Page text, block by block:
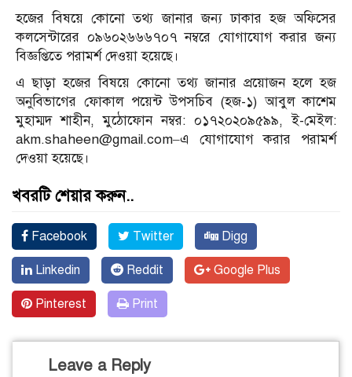
হজের বিষয়ে কোনো তথ্য জানার জন্য ঢাকার হজ অফিসের
কলসেন্টারের ০৯৬০২৬৬৬৭০৭ নম্বরে যোগাযোগ করার জন্য
বিজ্ঞপ্তিতে পরামর্শ দেওয়া হয়েছে।
এ ছাড়া হজের বিষয়ে কোনো তথ্য জানার প্রয়োজন হলে হজ
অনুবিভাগের ফোকাল পয়েন্ট উপসচিব (হজ-১) আবুল কাশেম
মুহাম্মদ শাহীন, মুঠোফোন নম্বর: ০১৭২০২০৯৫৯৯, ই-মেইল:
akm.shaheen@gmail.com–এ যোগাযোগ করার পরামর্শ
দেওয়া হয়েছে।
খবরটি শেয়ার করুন..
Facebook Twitter Digg
Linkedin Reddit Google Plus
Pinterest Print
Leave a Reply